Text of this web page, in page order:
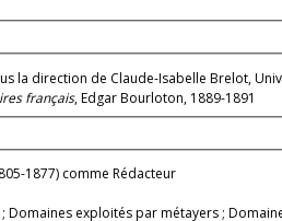
la direction de Claude-Isabelle Brelot,
français, Edgar Bourloton, 1889-1891
1877) comme Rédacteur
exploités par métayers ;